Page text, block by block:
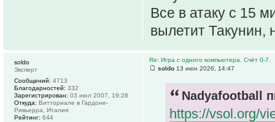
Все в атаку с 15
вылетит Такунин,
Re: Игра с одного компьютера. Счёт 0-7.
soldo 13 июн 2026, 14:47
Nadyafootball
https://vsol.org/
soldo
Эксперт
Сообщений: 4713
Благодарностей: 332
Зарегистрирован: 03 июл 2007, 19:28
Откуда: Витториале в Гардоне-
Ривьерра, Италия
Рейтинг: 644